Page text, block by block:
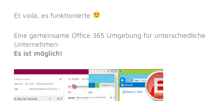
Et voilà, es funktionierte
Eine gemeinsame Office 365 Umgebung für unterschiedliche
Unternehmen:
Es ist möglich!